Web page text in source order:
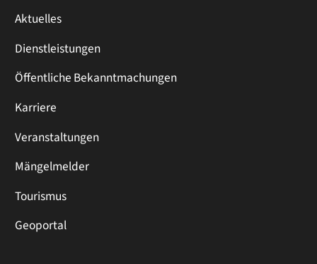
Aktuelles
Dienstleistungen
Öffentliche Bekanntmachungen
Karriere
Veranstaltungen
Mängelmelder
Tourismus
Geoportal